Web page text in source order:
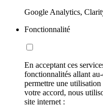
Google Analytics,
Fonctionnalité
En acceptant ces
fonctionnalités allant
permettre une
votre accord, nous
site internet :